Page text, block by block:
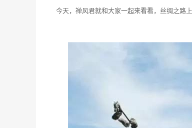
今天，禅风君就和大家一起来看看，丝绸之路